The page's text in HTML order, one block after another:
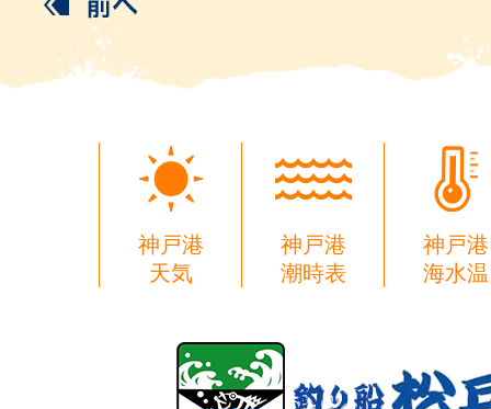
神戸港
天気
神戸港
潮時表
神戸港
海水温